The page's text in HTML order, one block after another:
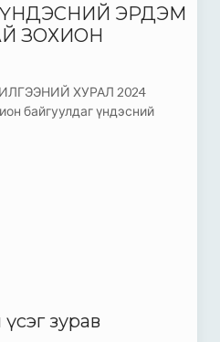
ЭРДЭМ
ЗОХИОН
ХУРАЛ 2024
байгуулдаг үндэсний
зурав